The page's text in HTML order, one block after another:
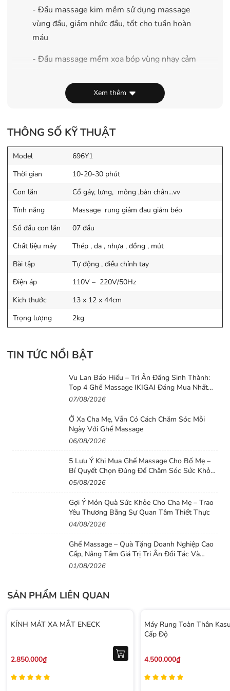
- Đầu massage kim mềm sử dụng massage
vùng đầu, giảm nhức đầu, tốt cho tuần hoàn
máu
- Đầu massage mềm xoa bóp vùng nhạy cảm
- Đầu massage đầu 4 chấu xoa bóp hỗ trợ
Tác dụng sản phẩm
– Tích hợp đèn hồng ngoại làm phục hồi khí
huyết, tăng quá trình lưu thông máu bên
trong cơ thể.
– Máy massage giúp các huyệt đạo trên cơ
thể như chân, lưng, vai, cổ được kích thích.
Các cơ quan trong cơ thể được phục hồi, khí
ra dễ dàng.
– Đấm bóp lưng và bụng
– Sử dụng máy massage giúp bạn xua tan
động mệt mỏi.
– Giảm viêm đa khớp, giảm đau vai gáy, đau
đầu, loại bỏ tê bàn chân, bàn tay các chi.
– Lớp mỡ tích tụ tại vùng eo, đùi, bụng,
mông được đánh tan đem lại cho bạn một cơ
thể săn chắc, gọn gàng.
– Các bộ phận nội tạng như thận, gan, ruột…
được khỏe mạnh.
– Không nên sử dụng máy quá 20 phút để
tạo rung bên trong sẽ hoạt động bền bỉ.
– Đối với các loại đầu massage không nên
thử trên các mặt phẳng cúng như nền nhà,
tường sẽ làm hỏng đầu đập.
Xem thêm
THÔNG SỐ KỸ THUẬT
Model
696Y1
Thời gian
10-20-30 phút
Con lăn
Cổ gáy, lưng, mông ,bàn chân…vv
Tính năng
Massage rung giảm đau giảm béo
Số đầu con lăn
07 đầu
Chất liệu máy
Thép , da , nhựa , đồng , mút
Bài tập
Tự động , điều chỉnh tay
Điện áp
110V – 220V/50Hz
Kich thước
13 x 12 x 44cm
Trọng lượng
2kg
TIN TỨC NỔI BẬT
Vu Lan Báo Hiếu – Tri Ân Đấng Sinh Thành:
Top 4 Ghế Massage IKIGAI Đáng Mua Nhất
2026
07/08/2026
Ở Xa Cha Mẹ, Vẫn Có Cách Chăm Sóc Mỗi
Ngày Với Ghế Massage
06/08/2026
5 Lưu Ý Khi Mua Ghế Massage Cho Bố Mẹ –
Bí Quyết Chọn Đúng Để Chăm Sóc Sức Khỏe
Lâu Dài
05/08/2026
Gợi Ý Món Quà Sức Khỏe Cho Cha Mẹ – Trao
Yêu Thương Bằng Sự Quan Tâm Thiết Thực
04/08/2026
Ghế Massage – Quà Tặng Doanh Nghiệp Cao
Cấp, Nâng Tầm Giá Trị Tri Ân Đối Tác Và
Nhân Viên
01/08/2026
SẢN PHẨM LIÊN QUAN
KÍNH MÁT XA MẮT ENECK
2.850.000₫
Máy Rung Toàn Thân
Cấp Độ
4.500.000₫